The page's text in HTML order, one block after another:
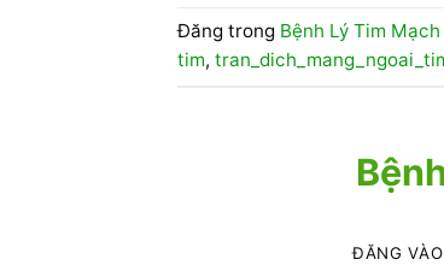
Đăng trong Bệnh Lý Tim Mạch
tim,
ĐĂNG VÀO